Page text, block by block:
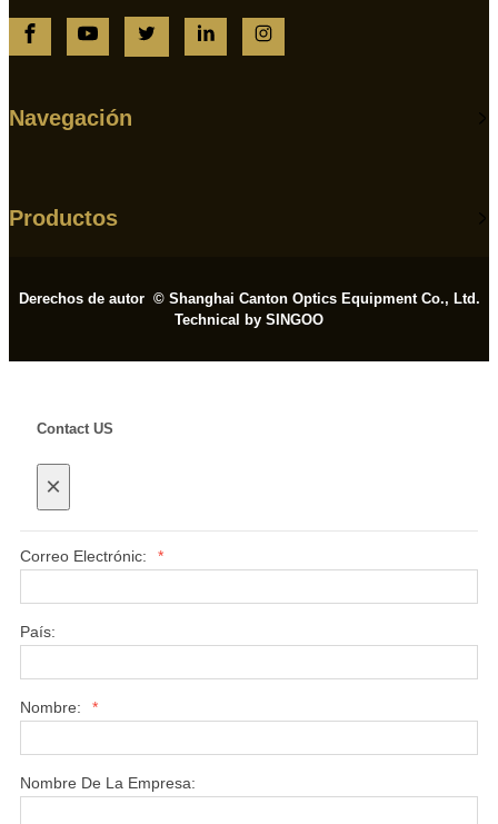
Navegación
Productos
Derechos de autor © Shanghai Canton Optics Equipment Co., Ltd.
Technical by SINGOO
Contact US
×
Correo Electrónic: *
País:
Nombre: *
Nombre De La Empresa: